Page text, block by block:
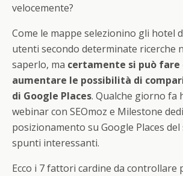
velocemente?
Come le mappe selezionino gli hotel
utenti secondo determinate ricerche
saperlo, ma certamente si può fare
aumentare le possibilità di
di Google Places. Qualche giorno fa
webinar con SEOmoz e Milestone
posizionamento su Google Places
spunti interessanti.
Ecco i 7 fattori cardine da controllare